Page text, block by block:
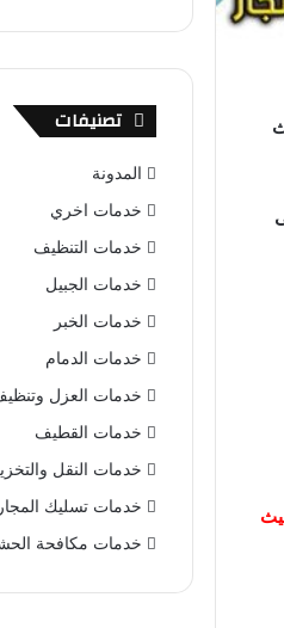
تصنيفات
المدونة
خدمات اخري
خدمات التنظيف
خدمات الجبيل
خدمات الخبر
خدمات الدمام
خدمات العزل
خدمات القطيف
خدمات النقل
خدمات تسليك
خدمات مكافحة